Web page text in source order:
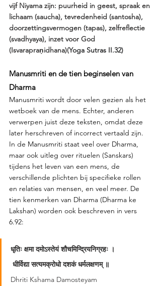
vijf Niyama zijn: puurheid in geest, spraak en
lichaam (saucha), tevredenheid (santosha),
doorzettingsvermogen (tapas), zelfreflectie
(svadhyaya), inzet voor God
(Isvarapraṇidhana)(Yoga Sutras II.32)
Manusmriti en de tien beginselen van
Dharma
Manusmriti wordt door velen gezien als het
wetboek van de mens. Echter, anderen
verwerpen juist deze teksten, omdat deze
later herschreven of incorrect vertaald zijn.
In de Manusmriti staat veel over Dharma,
maar ook uitleg over rituelen (Sanskars)
tijdens het leven van een mens, de
verschillende plichten bij specifieke rollen
en relaties van mensen, en veel meer. De
tien kenmerken van Dharma (Dharma ke
Lakshan) worden ook beschreven in vers
6.92:
धृतिः क्षमा दमोऽस्तेयं शौचमिन्द्रियनिग्रहः ।
धीर्विद्या सत्यमक्रोधो दशकं धर्मलक्षणम् ॥
Dhriti Kshama Damosteyam